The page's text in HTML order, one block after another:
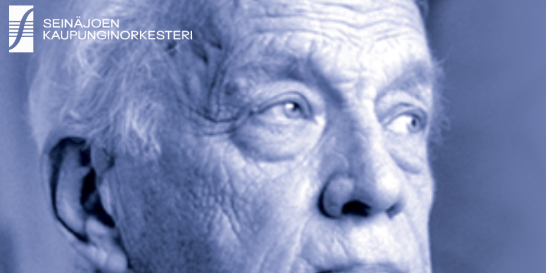
ETUSIVU
KONSERTIT
LIPUNMYYNTI
ORKESTERI
SEINÄJOEN KAUPUNGINORKESTERI 2026 © FACEBOOK INSTAGRAM
ETUSIVU
KONSERTIT
LIPUNMYYNTI
SEINÄJOEN KAUPUNGINORKESTERI 2026 © FACEBOOK INSTAGRAM